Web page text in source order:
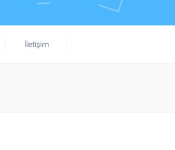
İletişim